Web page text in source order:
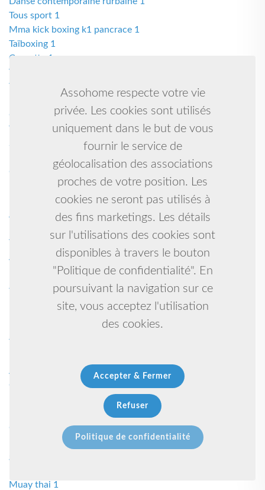
Assohome respecte votre vie
privée. Les cookies sont utilisés
uniquement dans le but de vous
fournir le service de
géolocalisation des associations
proches de votre position. Les
cookies ne seront pas utilisés à
des fins marketings. Les détails
sur l'utilisations des cookies sont
disponibles à travers le bouton
"Politique de confidentialité". En
poursuivant la navigation sur ce
site, vous acceptez l'utilisation
des cookies.
Accepter & Fermer
Refuser
Politique de confidentialité
Tous sport 1
Mma kick boxing k1 pancrace 1
Taïboxing 1
Causette 1
Victore 1
Tir a l'arc 1
Centre de loisirs 1
Tennis table 1
Soar 1
Multisport et pratique d'entretien 1
Club de cyclisme 1
Bourse vêtements enfants jouets puériculture 1
Badinfenouillet 1
Arts martiaux artistiques 1
Budo taijutsu -ninjutsu 1
Triatlhon 1
Athletisme 1
Judo - taiso 1
Mediateur boxe française 1
Tir à l’arc 1
Animation 1
Gr geg danse 1
Course à pied 1
Plongée sous-marine 1
Muay thai 1